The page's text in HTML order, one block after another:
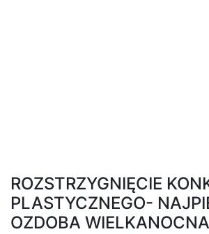
ROZSTRZYGNIĘCIE
PLASTYCZNEGO-
OZDOBA WIELKANOCNA